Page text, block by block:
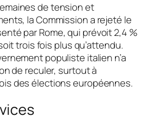
de tension et
la Commission a rejeté le
par Rome, qui prévoit 2,4 %
trois fois plus qu’attendu.
populiste italien n’a
de reculer, surtout à
des élections européennes.